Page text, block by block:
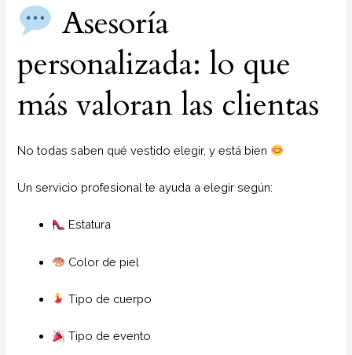
Asesoría
personalizada: lo que
más valoran las clientas
No todas saben qué vestido elegir, y está bien
Un servicio profesional te ayuda a elegir según:
Estatura
Color de piel
Tipo de cuerpo
Tipo de evento